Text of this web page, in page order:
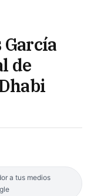
de
a tus medios